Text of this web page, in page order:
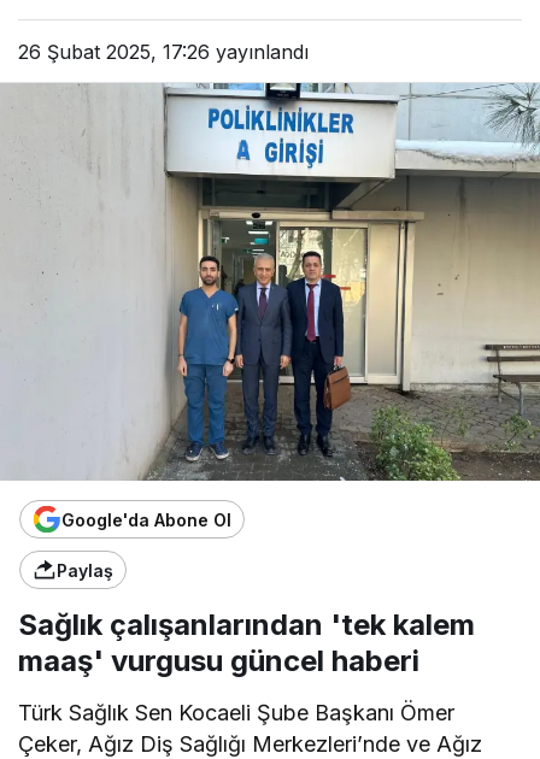
26 Şubat 2025, 17:26 yayınlandı
Google'da Abone Ol
Paylaş
Sağlık çalışanlarından 'tek kalem
maaş' vurgusu güncel haberi
Türk Sağlık Sen Kocaeli Şube Başkanı Ömer
Çeker, Ağız Diş Sağlığı Merkezleri’nde ve Ağız